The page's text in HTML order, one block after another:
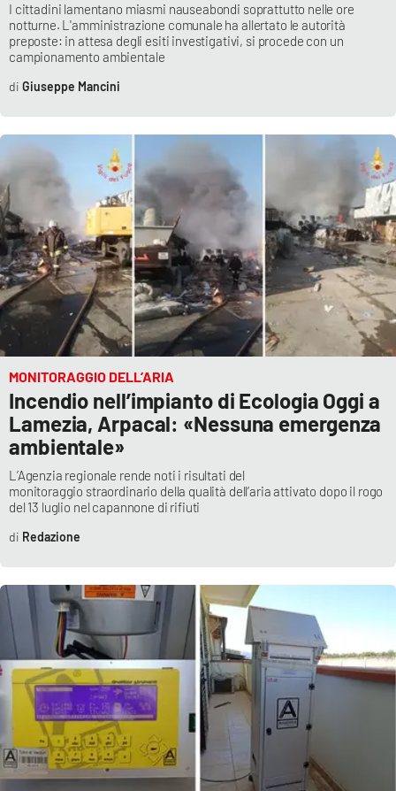
I cittadini lamentano miasmi nauseabondi soprattutto nelle ore
notturne. L'amministrazione comunale ha allertato le autorità
preposte: in attesa degli esiti investigativi, si procede con un
campionamento ambientale
Giuseppe Mancini
MONITORAGGIO DELL’ARIA
Incendio nell’impianto di Ecologia Oggi a
Lamezia, Arpacal: «Nessuna emergenza
ambientale»
L’Agenzia regionale rende noti i risultati del
monitoraggio straordinario della qualità dell’aria attivato dopo il rogo
del 13 luglio nel capannone di rifiuti
Redazione